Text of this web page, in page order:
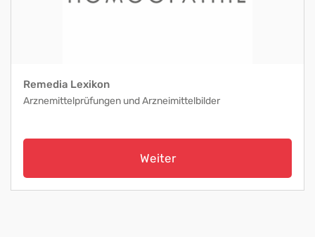
Remedia Lexikon
Arznemittelprüfungen und Arzneimittelbilder
Weiter